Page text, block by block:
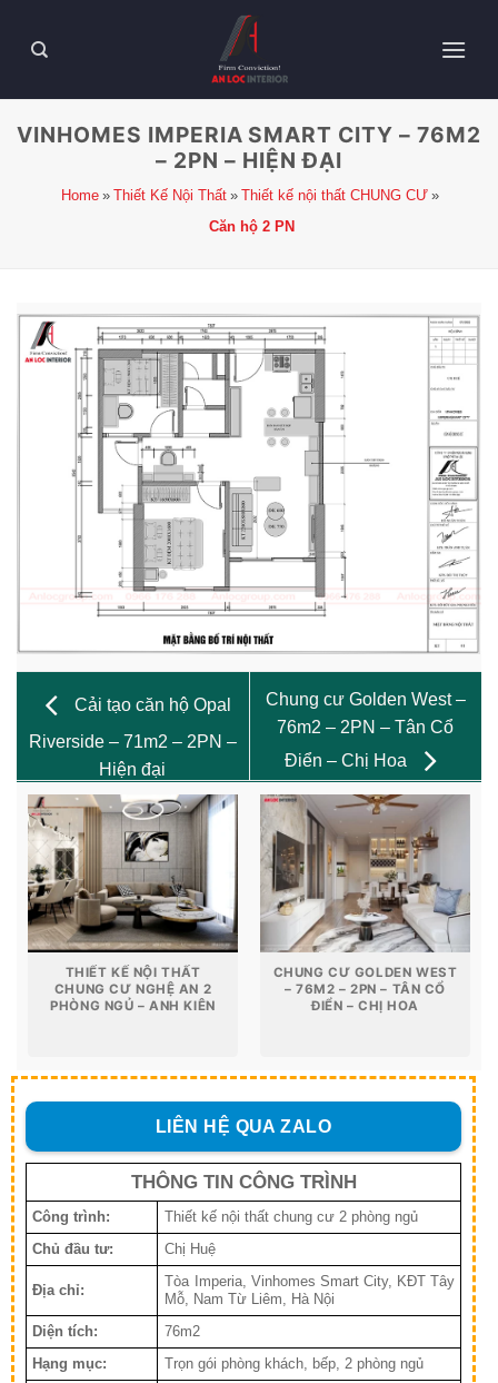
VINHOMES IMPERIA SMART CITY – 76M2
– 2PN – HIỆN ĐẠI
Home Thiết Kế Nội Thất
Thiết kế nội thất CHUNG CƯ
Căn hộ 2 PN
Cải tạo căn hộ Opal
Riverside – 71m2 – 2PN –
Hiện đại
Chung cư Golden West –
76m2 – 2PN – Tân Cổ
Điển – Chị Hoa
THIẾT KẾ NỘI THẤT
CHUNG CƯ NGHỆ AN 2
PHÒNG NGỦ – ANH KIÊN
CHUNG CƯ GOLDEN WEST
– 76M2 – 2PN – TÂN CỔ
ĐIỂN – CHỊ HOA
LIÊN HỆ QUA ZALO
THÔNG TIN CÔNG TRÌNH
Công trình:
Thiết kế nội thất chung cư 2 phòng ngủ
Chủ đầu tư:
Chị Huệ
Địa chỉ:
Tòa Imperia, Vinhomes Smart City, KĐT Tây
Mỗ, Nam Từ Liêm, Hà Nội
Diện tích:
76m2
Hạng mục:
Trọn gói phòng khách, bếp, 2 phòng ngủ